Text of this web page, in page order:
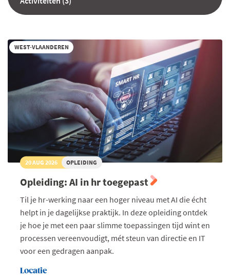
WEST-VLAANDEREN
20 AUG 2026 OPLEIDING
Opleiding: AI in hr toegepast
Til je hr-werking naar een hoger niveau met AI die écht
helpt in je dagelijkse praktijk. In deze opleiding ontdek
je hoe je met een paar slimme toepassingen tijd wint en
processen vereenvoudigt, mét steun van directie en IT
voor een gedragen aanpak.
Locatie